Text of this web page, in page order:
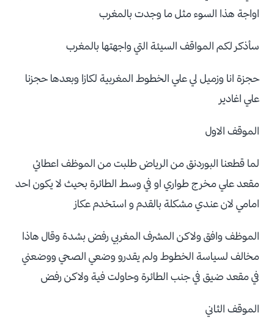
اواجة هذا السوء مثل ما وجدت بالمغرب
سأذكر لكم المواقف السيئة التي واجهتها بالمغرب
حجزة انا وزميل لي علي الخطوط المغربية لكازا وبعدها حجزنا
علي اغادير
الموقف الاول
لما قطعنا البوردنق من الرياض طلبت من الموظف اعطائي
مقعد علي مخرج طواري او في وسط الطائرة بحيث لا يكون احد
امامي لان عندي مشكلة بالقدم و استخدم عكاز
الموظف وافق ولاكن المشرف المغربي رفض بشدة وقال هاذا
مخالف لسياسة الخطوط ولم يقدرو وضعي الصحي ووضعني
في مقعد ضيق في جنب الطائرة وحاولت فية ولاكن رفض
الموقف الثاني